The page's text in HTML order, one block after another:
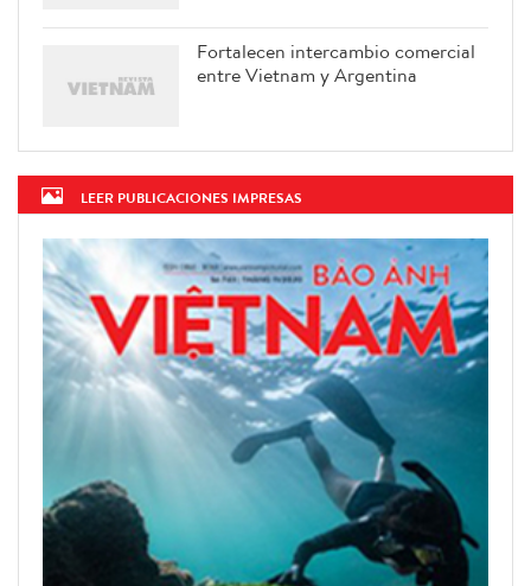
Fortalecen intercambio comercial
entre Vietnam y Argentina
LEER PUBLICACIONES IMPRESAS